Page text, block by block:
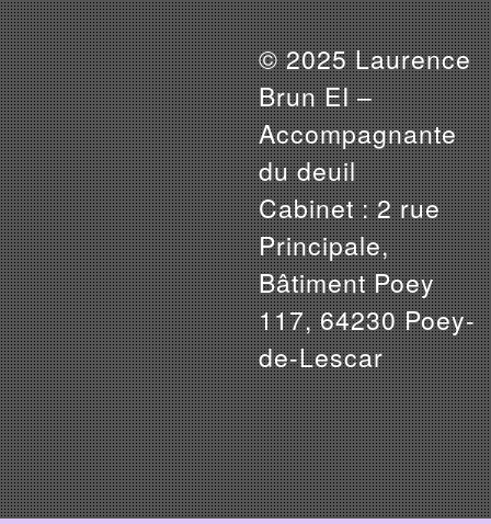
© 2025 Laurence
Brun EI –
Accompagnante
du deuil
Cabinet : 2 rue
Principale,
Bâtiment Poey
117, 64230 Poey-
de-Lescar